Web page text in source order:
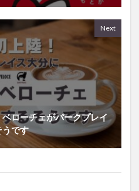
Next
ベローチェがパークプレイ
うです